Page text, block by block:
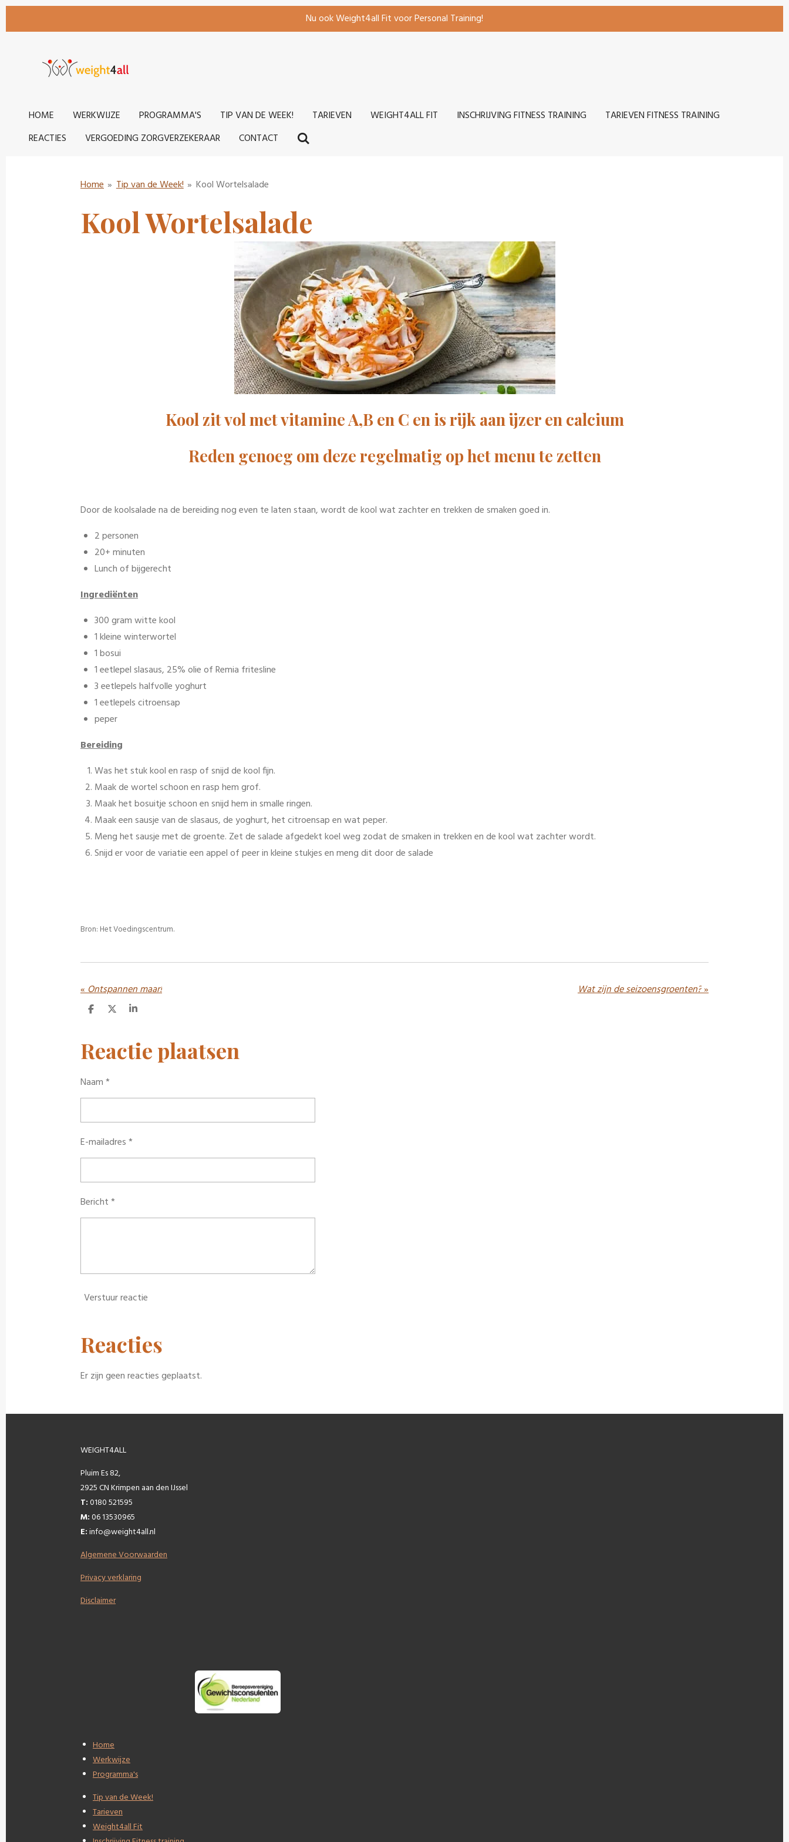
direct
hoofdinhoud
Nu ook Weight4all Fit voor Personal Training!
HOME WERKWIJZE PROGRAMMA'S TIP VAN DE WEEK! TARIEVEN WEIGHT4ALL FIT INSCHRIJVING FITNESS TRAINING
TARIEVEN FITNESS TRAINING
REACTIES
VERGOEDING ZORGVERZEKERAAR CONTACT
Home » Tip van de Week! » Kool Wortelsalade
Kool Wortelsalade
Kool zit vol met vitamine A,B en C en is rijk aan ijzer en calcium
Reden genoeg om deze regelmatig op het menu te zetten
Door de koolsalade na de bereiding nog even te laten staan, wordt de kool wat zachter en trekken de smaken goed in.
2 personen
20+ minuten
Lunch of bijgerecht
Ingrediënten
300 gram witte kool
1 kleine winterwortel
1 bosui
1 eetlepel slasaus, 25% olie of Remia fritesline
3 eetlepels halfvolle yoghurt
1 eetlepels citroensap
peper
Bereiding
Was het stuk kool en rasp of snijd de kool fijn.
Maak de wortel schoon en rasp hem grof.
Maak het bosuitje schoon en snijd hem in smalle ringen.
Maak een sausje van de slasaus, de yoghurt, het citroensap en wat peper.
Meng het sausje met de groente. Zet de salade afgedekt koel weg zodat de smaken in trekken en de kool wat zachter wordt.
Snijd er voor de variatie een appel of peer in kleine stukjes en meng dit door de salade
Bron: Het Voedingscentrum.
«Ontspannen maar! Wat zijn de seizoensgroenten?»
D
n
D S
e
Reactie plaatsen
Naam *
E-mailadres *
Bericht *
Verstuur reactie
Reacties
Er zijn geen reacties geplaatst.
WEIGHT4ALL
Pluim Es 82,
2925 CN Krimpen aan den IJssel
T:0180 521595
M:06 13530965
E:info@weight4all.nl
Algemene Voorwaarden
Privacy verklaring
Disclaimer
Home
Werkwijze
Programma's
Tip van de Week!
Tarieven
Weight4all Fit